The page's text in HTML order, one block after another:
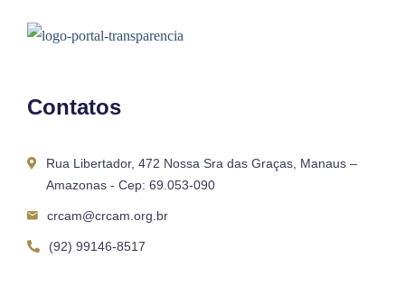
Contatos
Rua Libertador, 472 Nossa Sra das Graças, Manaus –
Amazonas - Cep: 69.053-090
crcam@crcam.org.br
(92) 99146-8517